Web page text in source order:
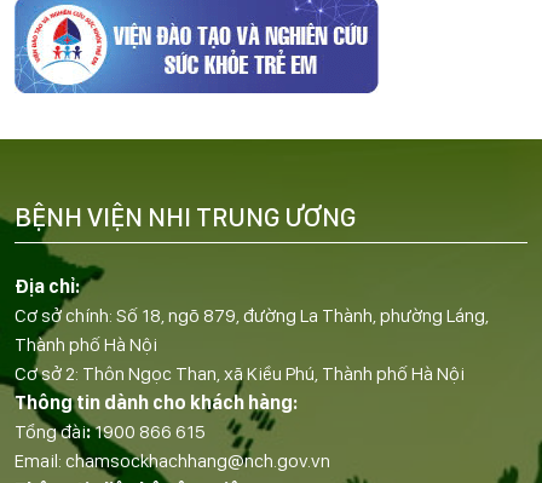
Địa chỉ:
Cơ sở chính: Số 18, ngõ 879, đường La Thành, phường Láng,
Thành phố Hà Nội
Cơ sở 2: Thôn Ngọc Than, xã Kiều Phú, Thành phố Hà Nội
Thông tin dành cho khách hàng:
Tổng đài:1900 866 615
Email: chamsockhachhang@nch.gov.vn
BỆNH VIỆN NHI TRUNG ƯƠNG